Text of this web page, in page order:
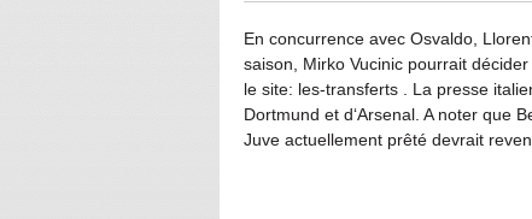
En concurrence avec Osvaldo,
saison, Mirko Vucinic pourrait
le site: les-transferts . La presse
Dortmund et d‘Arsenal. A noter que
Juve actuellement prêté devrait